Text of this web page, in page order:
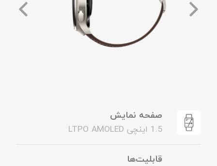
صفحه نمایش
1.5 اینچی LTPO AMOLED
قابلیت‌ها